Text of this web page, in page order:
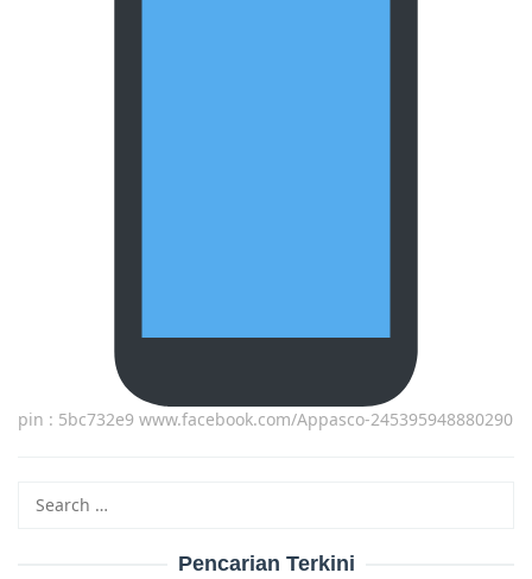
pin : 5bc732e9 www.facebook.com/Appasco-245395948880290
for:
Pencarian Terkini